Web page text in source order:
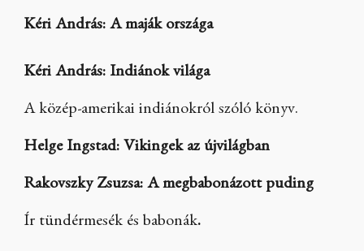
Kéri András: A maják országa
Kéri András: Indiánok világa
A közép-amerikai indiánokról szóló könyv.
Helge Ingstad: Vikingek az újvilágban
Rakovszky Zsuzsa: A megbabonázott puding
Ír tündérmesék és babonák.